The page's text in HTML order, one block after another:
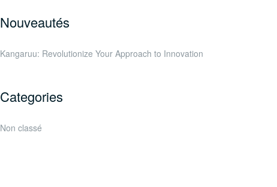
Nouveautés
Kangaruu: Revolutionize Your Approach to Innovation
Categories
Non classé